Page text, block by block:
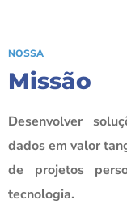
NOSSA
Missão
Desenvolver
dados em valor
de projetos
tecnologia.